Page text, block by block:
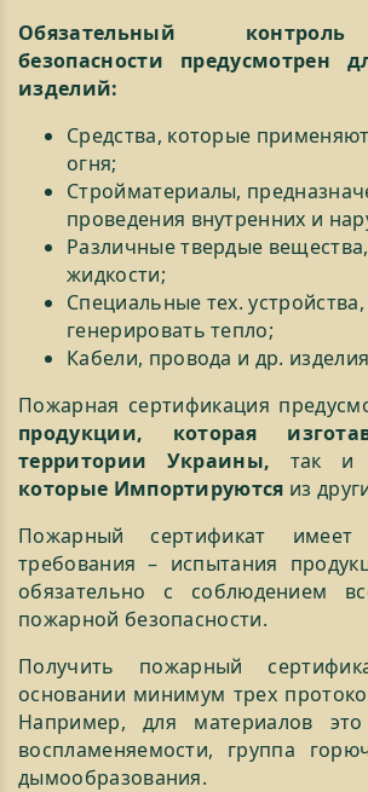
Обязательный
безопасности предусмотрен
изделий:
Средства, которые
огня;
Стройматериалы,
проведения внутренних и
Различные твердые
жидкости;
Специальные тех.
генерировать тепло;
Кабели, провода и др.
Пожарная сертификация
продукции, которая
территории Украины, так и
которые Импортируются из
Пожарный сертификат имеет
требования – испытания
обязательно с соблюдением
пожарной безопасности.
Получить пожарный
основании минимум трех
Например, для материалов это
воспламеняемости, группа
дымообразования.